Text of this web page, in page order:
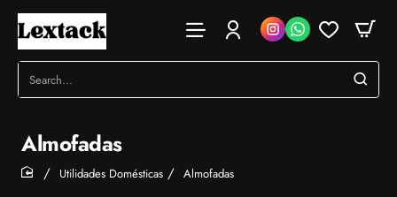
Search...
Almofadas
home
Utilidades Domésticas Almofadas